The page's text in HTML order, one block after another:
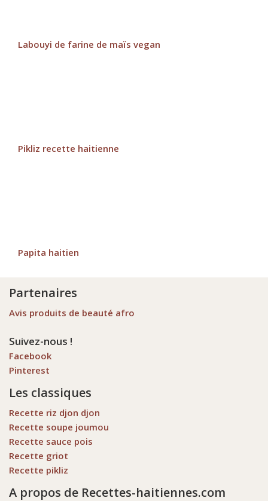
Labouyi de farine de maïs vegan
Pikliz recette haitienne
Papita haitien
Partenaires
Avis produits de beauté afro
Suivez-nous !
Facebook
Pinterest
Les classiques
Recette riz djon djon
Recette soupe joumou
Recette sauce pois
Recette griot
Recette pikliz
A propos de Recettes-haitiennes.com